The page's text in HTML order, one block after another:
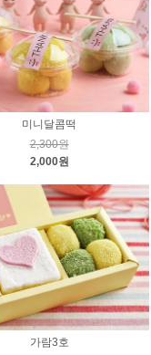
미니달콤떡
2,300원
2,000원
가람3호